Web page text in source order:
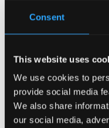
Consent
This website uses
We use cookies to
provide social media
We also share
our social media,
gwreiddiol ar
academyddion i
rhannu eu
yr erthygl wreiddiol
Dyddiad cyhoeddi: 15